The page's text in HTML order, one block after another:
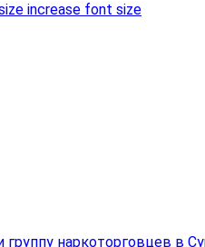
increase font size